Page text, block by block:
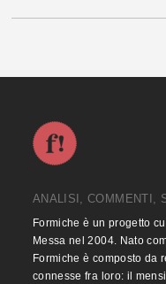
ANALISI, COMMENTI,
Formiche è un progetto
Messa nel 2004. Nato
Formiche è composto da
connesse fra loro: il